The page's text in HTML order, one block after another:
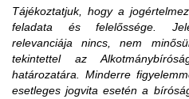
Tájékoztatjuk, hogy a
feladata és felelőssége.
relevanciája nincs, nem
tekintettel az
határozatára. Minderre
esetleges jogvita esetén a